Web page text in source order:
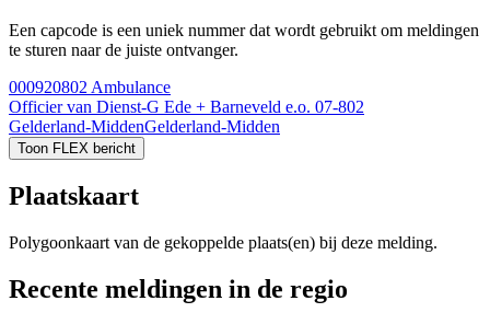
Een capcode is een uniek nummer dat wordt gebruikt om meldingen
te sturen naar de juiste ontvanger.
000920802 Ambulance
Officier van Dienst-G Ede + Barneveld e.o. 07-802
Gelderland-MiddenGelderland-Midden
Toon FLEX bericht
Plaatskaart
Polygoonkaart van de gekoppelde plaats(en) bij deze melding.
Recente meldingen in de regio